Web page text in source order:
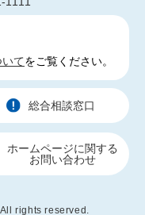
てをご覧ください。
総合相談窓口
ホームページに関する
お問い合わせ
rights reserved.